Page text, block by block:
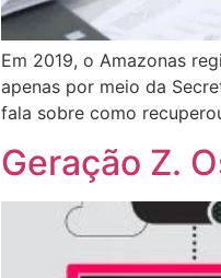
Em 2019, o Amazonas
apenas por meio da
fala sobre como
Geração Z.